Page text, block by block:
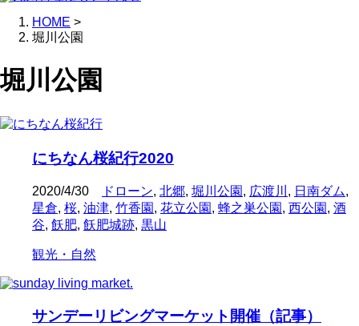
HOME >
堀川公園
堀川公園
にちなん桜紀行2020
2020/4/30 ドローン, 北郷, 堀川公園 , 広渡川 , 日南ダム,
星倉, 桜, 油津, 竹香園 , 花立公園 , 蜂之巣公園 , 西公園 , 酒
谷, 飫肥, 飫肥城跡, 黒山
観光・自然
サンデーリビングマーケット開催（記事）